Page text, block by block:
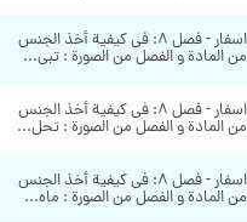
من المادة و الفصل من الصورة : تبی...
من المادة و الفصل من الصورة : تحل...
من المادة و الفصل من الصورة : ماه...